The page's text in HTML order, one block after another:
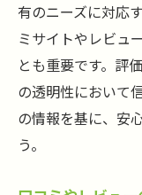
有のニーズに対応
ミサイトやレビュ
とも重要です。評
の透明性において
の情報を基に、安
う。